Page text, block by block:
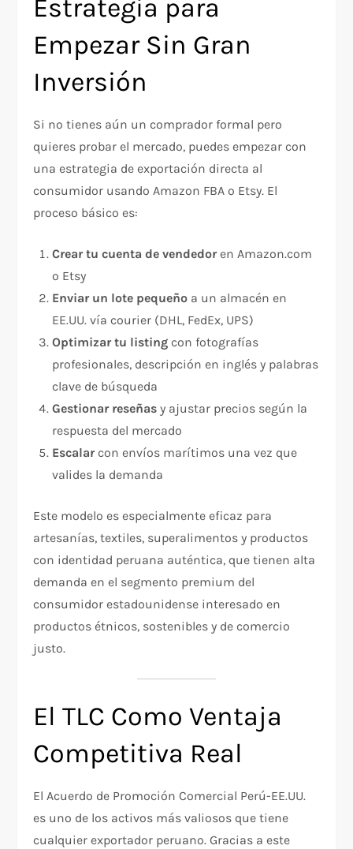
Estrategia para
Empezar Sin Gran
Inversión
Si no tienes aún un comprador formal pero
quieres probar el mercado, puedes empezar con
una estrategia de exportación directa al
consumidor usando Amazon FBA o Etsy. El
proceso básico es:
Crear tu cuenta de vendedoren Amazon.com
o Etsy
Enviar un lote pequeño a un almacén en
EE.UU. vía courier (DHL, FedEx, UPS)
Optimizar tu listing con fotografías
profesionales, descripción en inglés y palabras
clave de búsqueda
Gestionar reseñas y ajustar precios según la
respuesta del mercado
Escalarcon envíos marítimos una vez que
valides la demanda
Este modelo es especialmente eficaz para
artesanías, textiles, superalimentos y productos
con identidad peruana auténtica, que tienen alta
demanda en el segmento premium del
consumidor estadounidense interesado en
productos étnicos, sostenibles y de comercio
justo.
El TLC Como Ventaja
Competitiva Real
El Acuerdo de Promoción Comercial Perú-EE.UU.
es uno de los activos más valiosos que tiene
cualquier exportador peruano. Gracias a este